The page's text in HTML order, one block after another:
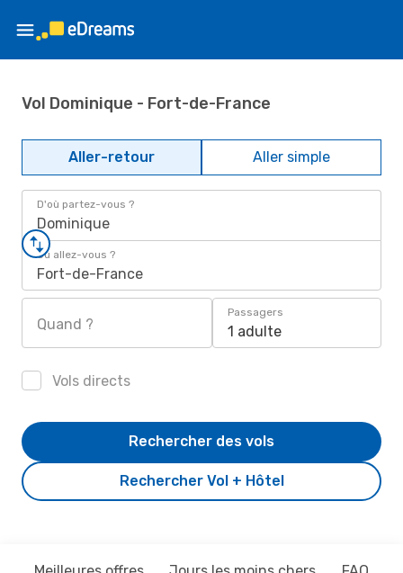
Vol Dominique - Fort-de-France
Aller-retour Aller simple
D'où partez-vous ?
Dominique
Où allez-vous ?
Fort-de-France
Quand ?
Passagers
1 adulte
Vols directs
Rechercher Vol + Hôtel
Rechercher des vols